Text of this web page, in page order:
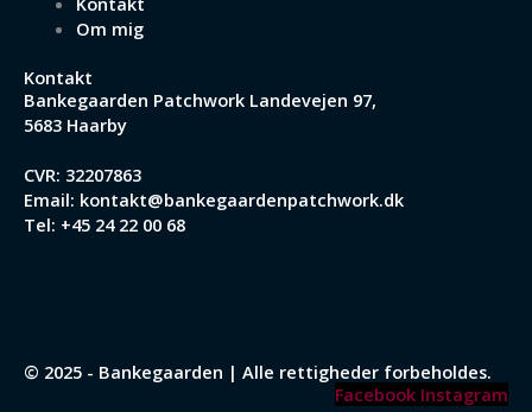
Om mig
Kontakt
Bankegaarden Patchwork Landevejen 97,
5683 Haarby
CVR: 32207863
Email: kontakt@bankegaardenpatchwork.dk
Tel: +45 24 22 00 68
© 2025 - Bankegaarden | Alle rettigheder forbeholdes.
Facebook Instagram